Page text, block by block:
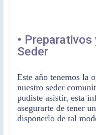
•
Seder
Este año tenemos la
nuestro seder
pudiste asistir, esta
asegurarte de tener
disponerlo de tal